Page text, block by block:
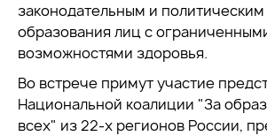
законодательным и
образования лиц с
возможностями здоровья.
Во встрече примут участие
Национальной коалиции "За
всех" из 22-х регионов России,